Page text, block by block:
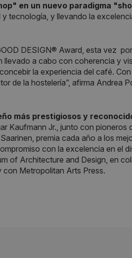
en un nuevo paradigma
tecnología, y llevando la
DESIGN® Award, esta vez
a cabo con coherencia y
la experiencia del café.
de la hostelería”, afirma Andrea
más prestigiosos y
Kaufmann Jr., junto con pioneros
premia cada año a los
con la excelencia en el
of Architecture and Design, en
Metropolitan Arts Press.